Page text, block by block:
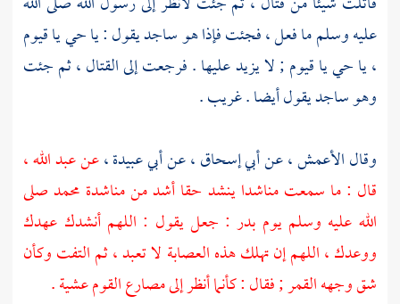
عليه وسلم ما فعل ، فجئت فإذا هو ساجد يقول : يا حي يا قيوم
، يا حي يا قيوم ; لا يزيد عليها . فرجعت إلى القتال ، ثم جئت
وهو ساجد يقول أيضا . غريب .
وقالالأعمش ،عنأبي إسحاق ،عنأبي عبيدة ،عنعبد الله ،
قال : ما سمعت مناشدا ينشد حقا أشد من مناشدة محمد صلى
الله عليه وسلم يوم بدر : جعل يقول : اللهم أنشدك عهدك
ووعدك ، اللهم إن تهلك هذه العصابة لا تعبد ، ثم التفت وكأن
شق وجهه القمر ; فقال : كأنما أنظر إلى مصارع القوم عشية .